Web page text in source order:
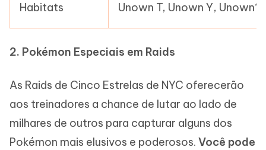
Habitats
Unown T, Unown Y, Unown?
2. Pokémon Especiais em Raids
As Raids de Cinco Estrelas de NYC oferecerão
aos treinadores a chance de lutar ao lado de
milhares de outros para capturar alguns dos
Pokémon mais elusivos e poderosos. Você pode